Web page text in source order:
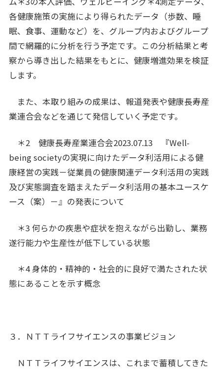
各健康施策の実施により得られたデータ（歩数、睡
眠、食事、運動など）を、グループ内およびグループ
間で網羅的に分析を行う予定です。この分析結果と考
察から導き出した結果をもとに、健康増進効果を検証
します。
また、本取り組みの成果は、報道発表や健康長寿産
業連合会などを通じて発信していく予定です。
＊2 健康長寿産業連合会2023.07.13 『Well-
being societyの実現に向けたデータ利活用による健
康経営の実践－従業員の健康関連データ利活用の実践
及び実態調査を踏まえたデータ利活用の基本ユースケ
ース（案）－』の発表について
＊3 何らかの疾患や症状を抱えながら出勤し、業務
遂行能力や生産性が低下している状態
＊4 身体的・精神的・社会的に良好で満たされた状
態にあることを示す概念
３．ＮＴＴライフサイエンスの事業ビジョン
ＮＴＴライフサイエンスは、これまで蓄積してきた